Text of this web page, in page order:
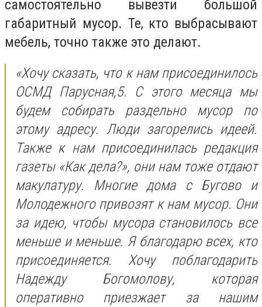
самостоятельно вывезти большой
габаритный мусор. Те, кто выбрасывают
мебель, точно также это делают.
«Хочу сказать, что к нам присоединилось
ОСМД Парусная,5. С этого месяца мы
будем собирать раздельно мусор по
этому адресу. Люди загорелись идеей.
Также к нам присоединилась редакция
газеты «Как дела?», они нам тоже отдают
макулатуру. Многие дома с Бугово и
Молодежного привозят к нам мусор. Они
за идею, чтобы мусора становилось все
меньше и меньше. Я благодарю всех, кто
присоединяется. Хочу поблагодарить
Надежду Богомолову, которая
оперативно приезжает за нашим